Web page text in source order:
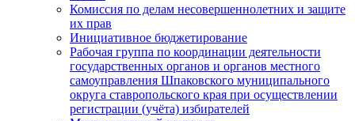
Комиссия по делам несовершеннолетних и защите
их прав
Инициативное бюджетирование
Рабочая группа по координации деятельности
государственных органов и органов местного
самоуправления Шпаковского муниципального
округа ставропольского края при осуществлении
регистрации (учёта) избирателей